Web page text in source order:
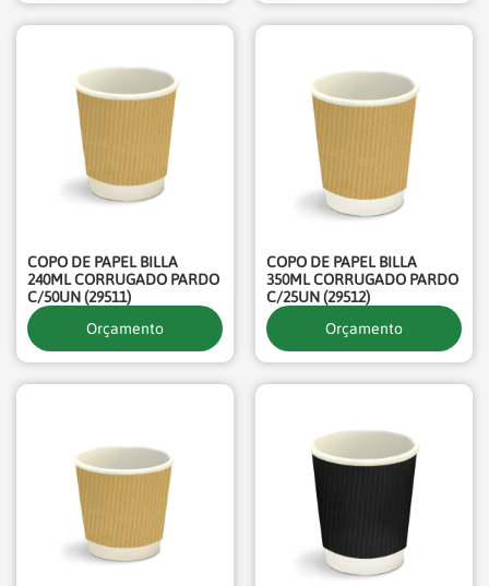
COPO DE PAPEL BILLA
240ML CORRUGADO PARDO
C/50UN (29511)
Orçamento
COPO DE PAPEL BILLA
350ML CORRUGADO PARDO
C/25UN (29512)
Orçamento